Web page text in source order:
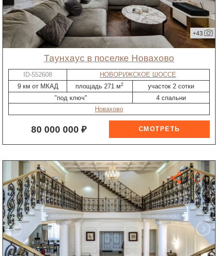
+43
таунхаус в поселке Новахово
ID-552608
НОВОРИЖСКОЕ ШОССЕ
9 км от МКАД
площадь 271 м2
участок 2 сотки
"под ключ"
4 спальни
Новахово
80 000 000 ₽